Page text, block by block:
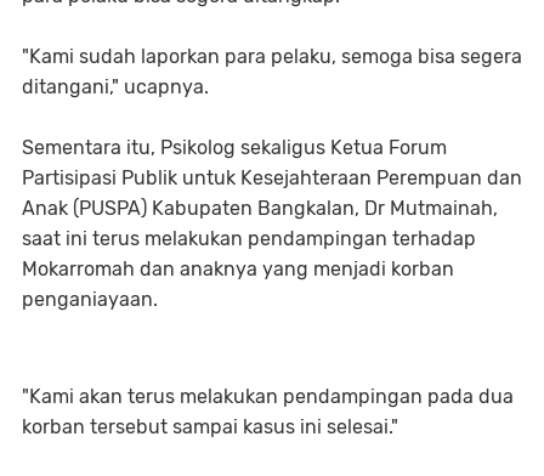
"Kami sudah laporkan para pelaku, semoga bisa segera
ditangani," ucapnya.
Sementara itu, Psikolog sekaligus Ketua Forum
Partisipasi Publik untuk Kesejahteraan Perempuan dan
Anak (PUSPA) Kabupaten Bangkalan, Dr Mutmainah,
saat ini terus melakukan pendampingan terhadap
Mokarromah dan anaknya yang menjadi korban
penganiayaan.
"Kami akan terus melakukan pendampingan pada dua
korban tersebut sampai kasus ini selesai."